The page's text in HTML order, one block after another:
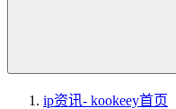
ip资讯- kookeey首页